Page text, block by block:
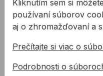
z kovových
odstraňovanie
Tento tovar je
Kliknutím sem si
používaní súborov
aj o zhromažďovaní a
Prečítajte si viac o
Podrobnosti o